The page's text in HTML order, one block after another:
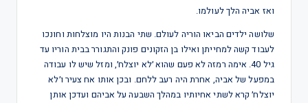
ואז אביה הלך לעולמו.
שלושה ילדים הביאו הוריה לעולם. שתי הבנות היו מוצלחות וחונכו
לעבוד קשה למחייתן ואילו בן הזקונים פונק והתגורר בבית הוריו עד
גיל 40. אימה רמזה לא פעם שהוא ׳לא יוצלח׳, ומזל שיש לו עבודה
במפעל של אביה, אחרת היה רעב ללחם. ובכן אותו אח צעיר ו׳לא
יוצלח׳ קרא לשתי אחיותיו במהלך השבעה על אביהם ועדכן אותן